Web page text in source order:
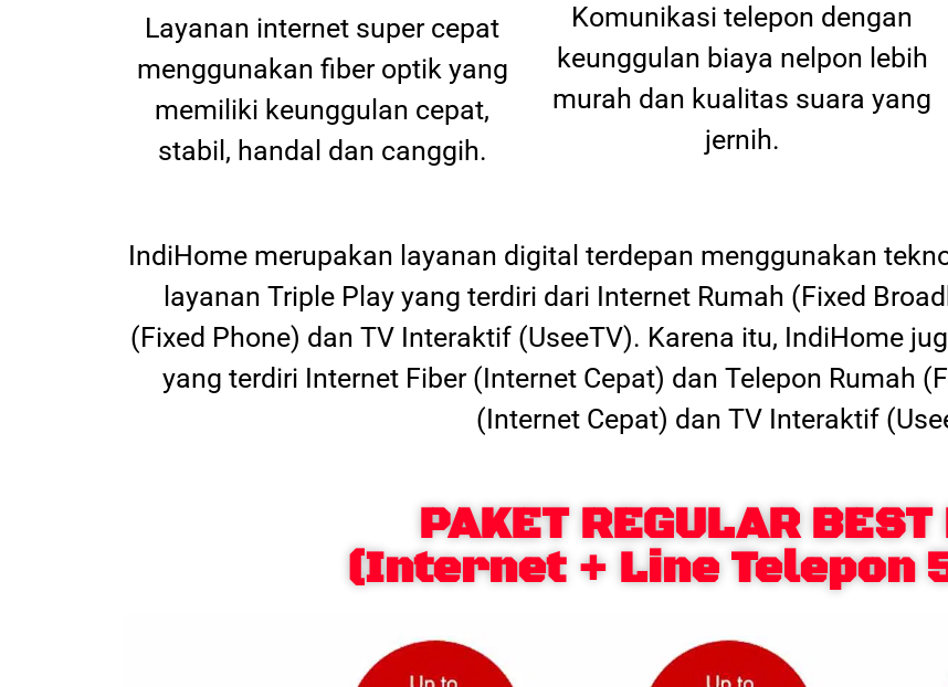
Layanan internet super cepat
menggunakan fiber optik yang
memiliki keunggulan cepat,
stabil, handal dan canggih.
Komunikasi telepon dengan
keunggulan biaya nelpon lebih
murah dan kualitas suara yang
jernih.
IndiHome merupakan layanan digital terdepan menggunakan
layanan Triple Play yang terdiri dari Internet Rumah (Fixed
(Fixed Phone) dan TV Interaktif (UseeTV). Karena itu, IndiHome
yang terdiri Internet Fiber (Internet Cepat) dan Telepon Rumah
(Internet Cepat) dan TV Interaktif
PAKET REGULAR BEST
(Internet + Line Telepon